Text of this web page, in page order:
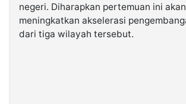
negeri. Diharapkan pertemuan ini akan
meningkatkan akselerasi
dari tiga wilayah tersebut.